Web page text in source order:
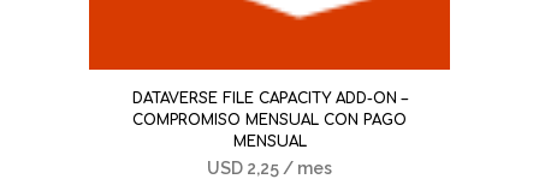
DATAVERSE FILE CAPACITY ADD-ON –
COMPROMISO MENSUAL CON PAGO
MENSUAL
USD 2,25 / mes